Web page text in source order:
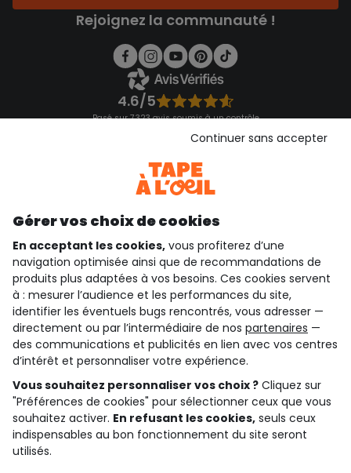
Rejoignez la communauté !
4.6/5
Basé sur 7 323 avis soumis à un contrôle
Consulter les CGU
qui sommes-nous ?
besoin d'aide ?
le club fidélité
notre catalogue
Conditions générales de ventes et d'utilisation
Conditions d’utilisation des réseaux sociaux
Politique de confidentialité
Gérer vos choix de cookies
En acceptant les cookies, vous profiterez d’une
navigation optimisée ainsi que de recommandations de
produits plus adaptées à vos besoins. Ces cookies servent
à : mesurer l’audience et les performances du site,
identifier les éventuels bugs rencontrés, vous adresser —
directement ou par l’intermédiaire de nos partenaires —
des communications et publicités en lien avec vos centres
d’intérêt et personnaliser votre expérience.
Vous souhaitez personnaliser vos choix ? Cliquez sur
"Préférences de cookies" pour sélectionner ceux que vous
souhaitez activer. En refusant les cookies, seuls ceux
indispensables au bon fonctionnement du site seront
utilisés.
Continuer sans accepter